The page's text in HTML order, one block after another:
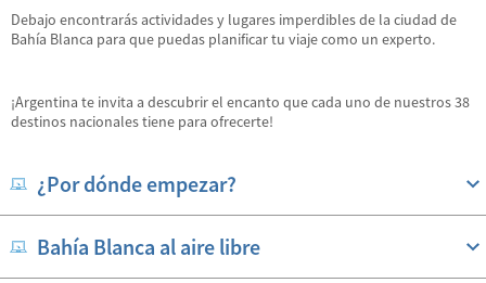
Debajo encontrarás actividades y lugares imperdibles de la ciudad de
Bahía Blanca para que puedas planificar tu viaje como un experto.
¡Argentina te invita a descubrir el encanto que cada uno de nuestros 38
destinos nacionales tiene para ofrecerte!
¿Por dónde empezar?
Bahía Blanca al aire libre